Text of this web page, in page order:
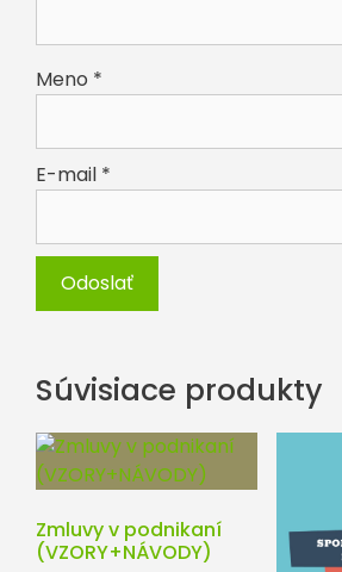
Meno *
E-mail *
Súvisiace produkty
Zmluvy v podnikaní
(VZORY+NÁVODY)